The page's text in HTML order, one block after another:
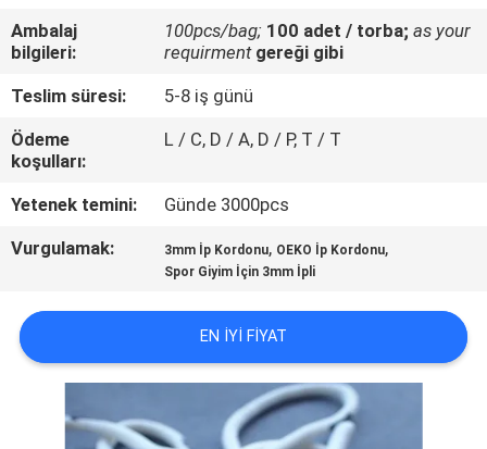
BIZIMLE
GEÇIN
TEKLIF
SITE
HARITASI
Ambalaj
bilgileri:
100pcs/bag; 100 adet / torba; as your
requirment gereği gibi
Teslim süresi:
5-8 iş günü
Ödeme
koşulları:
L / C, D / A, D / P, T / T
Yetenek temini:
Günde 3000pcs
Vurgulamak:
3mm İp Kordonu, OEKO İp Kordonu,
Spor Giyim İçin 3mm İpli
EN IYI FIYAT